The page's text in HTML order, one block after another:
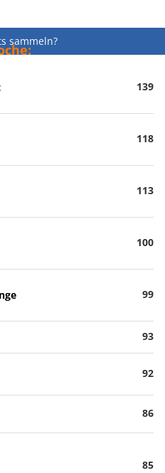
sammeln?
139
118
113
100
99
93
92
86
85